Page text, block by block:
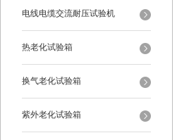
电线电缆交流耐压试验机
热老化试验箱
换气老化试验箱
紫外老化试验箱